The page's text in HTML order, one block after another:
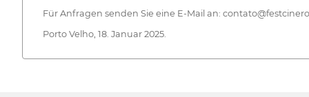
Für Anfragen senden Sie eine E-Mail an:
Porto Velho, 18. Januar 2025.